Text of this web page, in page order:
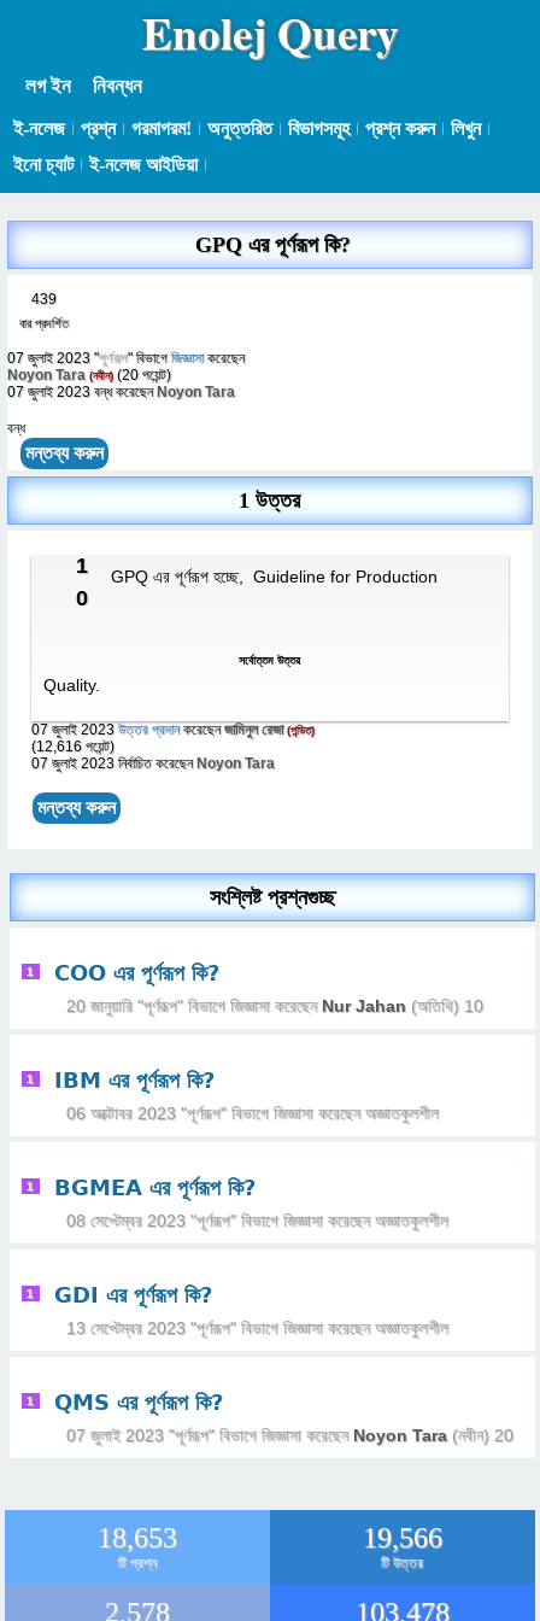
Enolej Query
লগ ইন নিবন্ধন
ই-নলেজ প্রশ্ন গরমাগরম! অনুত্তরিত বিভাগসমূহ প্রশ্ন করুন
লিখুন
ইনো চ্যাট
ই-নলেজ আইডিয়া
GPQ এর পূর্ণরূপ কি?
439
বার প্রদর্শিত
07 জুলাই 2023 "পূর্ণরূপ" বিভাগে জিজ্ঞাসাকরেছেন
Noyon Tara (নবীন) (20 পয়েন্ট)
07 জুলাই 2023 বন্ধ করেছেন Noyon Tara
বন্ধ
1 উত্তর
1
0
সর্বোত্তম উত্তর
GPQ এর পূর্ণরূপ হচ্ছে, Guideline for Production
Quality.
07 জুলাই 2023 উত্তর প্রদান করেছেনজামিনুল রেজা (পন্ডিত)
(12,616 পয়েন্ট)
07 জুলাই 2023 নির্বাচিত করেছেন Noyon Tara
সংশ্লিষ্ট প্রশ্নগুচ্ছ
1 COO এর পূর্ণরূপ কি?
20 জানুয়ারি "পূর্ণরূপ" বিভাগে জিজ্ঞাসাকরেছেন Nur Jahan (অতিথি) 10
1 IBM এর পূর্ণরূপ কি?
06 অক্টোবর 2023 "পূর্ণরূপ" বিভাগে জিজ্ঞাসাকরেছেনঅজ্ঞাতকুলশীল
1 BGMEA এর পূর্ণরূপ কি?
08 সেপ্টেম্বর 2023 "পূর্ণরূপ" বিভাগে জিজ্ঞাসাকরেছেনঅজ্ঞাতকুলশীল
1 GDI এর পূর্ণরূপ কি?
13 সেপ্টেম্বর 2023 "পূর্ণরূপ" বিভাগে জিজ্ঞাসাকরেছেনঅজ্ঞাতকুলশীল
1 QMS এর পূর্ণরূপ কি?
07 জুলাই 2023 "পূর্ণরূপ" বিভাগে জিজ্ঞাসাকরেছেন Noyon Tara (নবীন) 20
18,653
টি প্রশ্ন
19,566
টি উত্তর
2,578 103,478